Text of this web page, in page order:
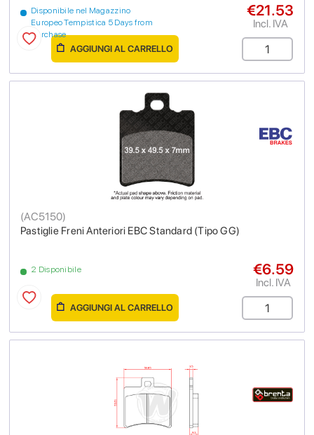
Disponibile nel Magazzino
Europeo Tempistica 5 Days from
purchase
€21.53
Incl. IVA
AGGIUNGI AL CARRELLO
Pastiglie Freni Anteriori EBC Standard (Tipo GG)
(AC5150)
2 Disponibile €6.59
Incl. IVA
AGGIUNGI AL CARRELLO